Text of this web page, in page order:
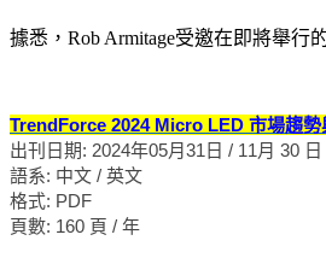
據悉，Rob Armitage受邀在即將舉行
TrendForce 2024 Micro LED 市場趨勢
出刊日期: 2024年05月31日 / 11月 30 日
語系: 中文 / 英文
格式: PDF
頁數: 160 頁 / 年